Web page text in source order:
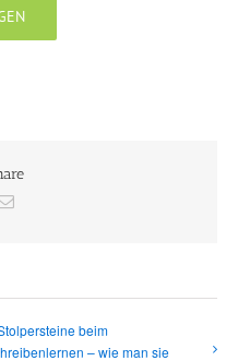
E-
beim
– wie man sie